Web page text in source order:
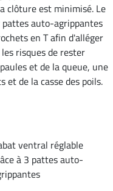
clôture est minimisé. Le
auto-agrippantes
en T afin d'alléger
risques de rester
et de la queue, une
de la casse des poils.
ventral réglable
à 3 pattes auto-